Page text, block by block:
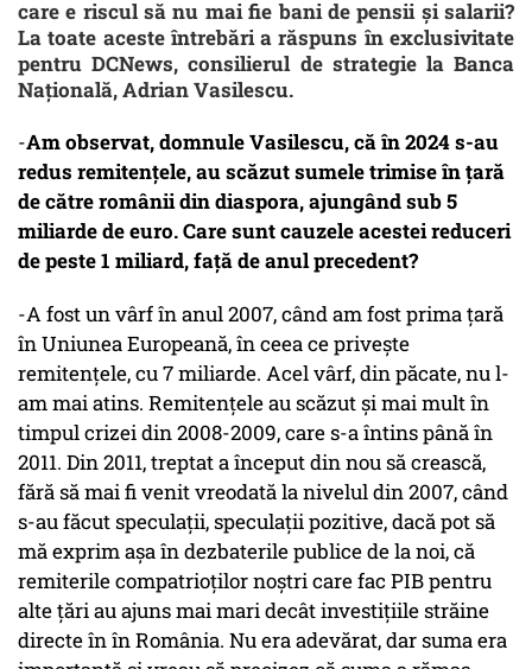
care e riscul să nu mai fie bani de pensii și salarii?
La toate aceste întrebări a răspuns în exclusivitate
pentru DCNews, consilierul de strategie la Banca
Națională, Adrian Vasilescu.
-Am observat, domnule Vasilescu, că în 2024 s-au
redus remitențele, au scăzut sumele trimise în țară
de către românii din diaspora, ajungând sub 5
miliarde de euro. Care sunt cauzele acestei reduceri
de peste 1 miliard, față de anul precedent?
-A fost un vârf în anul 2007, când am fost prima țară
în Uniunea Europeană, în ceea ce privește
remitențele, cu 7 miliarde. Acel vârf, din păcate, nu l-
am mai atins. Remitențele au scăzut și mai mult în
timpul crizei din 2008-2009, care s-a întins până în
2011. Din 2011, treptat a început din nou să crească,
fără să mai fi venit vreodată la nivelul din 2007, când
s-au făcut speculații, speculații pozitive, dacă pot să
mă exprim așa în dezbaterile publice de la noi, că
remiterile compatrioților noștri care fac PIB pentru
alte țări au ajuns mai mari decât investițiile străine
directe în în România. Nu era adevărat, dar suma era